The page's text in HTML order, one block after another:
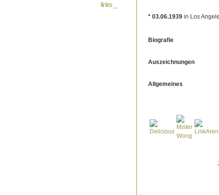
links _
* 03.06.1939 in Los
Biografie
Auszeichnungen
Allgemeines